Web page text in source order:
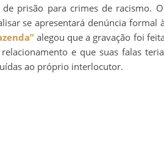
prisão para crimes de racismo.
se apresentará denúncia formal
alegou que a gravação foi
e que suas falas
ao próprio interlocutor.